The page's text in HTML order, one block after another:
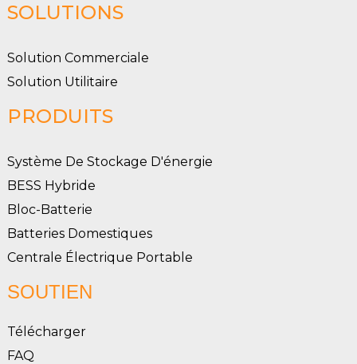
SOLUTIONS
Solution Commerciale
Solution Utilitaire
PRODUITS
Système De Stockage D'énergie
BESS Hybride
Bloc-Batterie
Batteries Domestiques
Centrale Électrique Portable
SOUTIEN
Télécharger
FAQ